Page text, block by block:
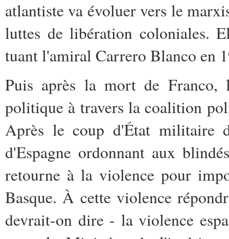
atlantiste va évoluer vers le
luttes de libération coloniales.
tuant l'amiral Carrero Blanco en
Puis après la mort de Franco,
politique à travers la coalition
Après le coup d'État militaire
d'Espagne ordonnant aux
retourne à la violence pour
Basque. À cette violence
devrait-on dire - la violence